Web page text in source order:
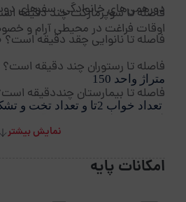
اوقات فراغت در محیطی آرام و
متراژ واحد 150
تعداد خواب 2تا و تعداد تخت و تشک مناسب 12 نفر
ظرفیت پایه 6
فاصله تا سوپرمارکت چند دقیقه است؟ 5
فاصله تا نانوایی چقد دقیقه است؟ 10 دقیقه
فاصله تا رستوران چند دقیقه است؟ 10 دقیقه
فاصله تا بیمارستان چنددقیقه است؟ 15
فاصله تا کافی شاپ چنددقیقه است؟ 15
نمایش بیشتر
امکانات پایه